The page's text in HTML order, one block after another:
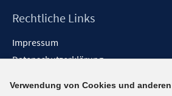
Rechtliche Links
Impressum
Datenschutzerklärung
Barrieren melden
Verwendung von Cookies und